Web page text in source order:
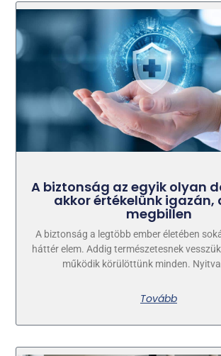
A biztonság az egyik olyan
akkor értékelünk igazán,
megbillen
A biztonság a legtöbb ember életében
háttér elem. Addig természetesnek
működik körülöttünk minden.
Tovább